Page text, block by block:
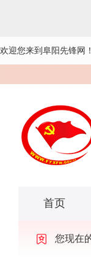
欢迎您来到阜阳先锋网！
首页
您现在